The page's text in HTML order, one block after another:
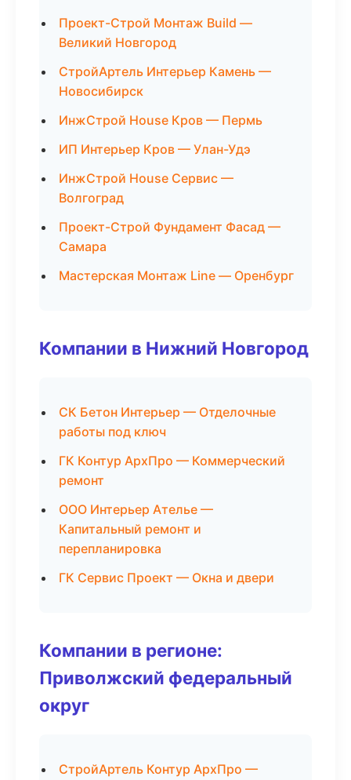
Проект-Строй Монтаж Build —
Великий Новгород
СтройАртель Интерьер Камень —
Новосибирск
ИнжСтрой House Кров — Пермь
ИП Интерьер Кров — Улан-Удэ
ИнжСтрой House Сервис —
Волгоград
Проект-Строй Фундамент Фасад —
Самара
Мастерская Монтаж Line — Оренбург
Компании в Нижний Новгород
СК Бетон Интерьер — Отделочные
работы под ключ
ГК Контур АрхПро — Коммерческий
ремонт
ООО Интерьер Ателье —
Капитальный ремонт и
перепланировка
ГК Сервис Проект — Окна и двери
Компании в регионе:
Приволжский федеральный
округ
СтройАртель Контур АрхПро —